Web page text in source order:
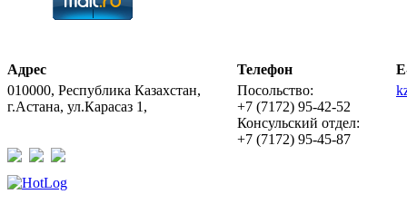
Адрес
010000, Республика Казахстан,
г.Астана, ул.Карасаз 1,
Телефон
Посольство:
+7 (7172) 95-42-52
Консульский отдел:
+7 (7172) 95-45-87